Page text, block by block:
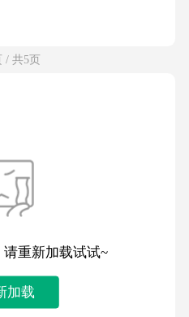
/ 共5页
重新加载试试~
加载